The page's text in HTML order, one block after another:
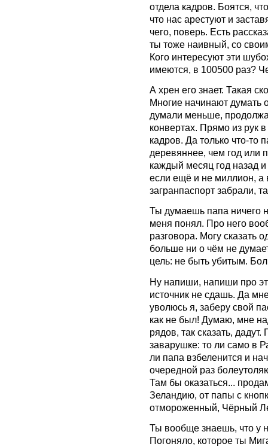
отдела кадров. Боятся,
что нас арестуют и
чего, поверь. Есть
ты тоже наивный, со
Кого интересуют эти
имеются, в 100500 раз?
А хрен его знает. Такая
Многие начинают думать
думали меньше,
конвертах. Прямо из рук
кадров. Да только что-то
деревяннее, чем год или
каждый месяц год назад
если ещё и не миллион, а
загранпаспорт забрали,
Ты думаешь папа ничего
меня понял. Про него
разговора. Могу сказать
больше ни о чём не
цель: не быть убитым.
Ну напиши, напиши про
источник не сдашь. Да
уволюсь я, заберу свой
как не был! Думаю, мне
рядов, так сказать,
заварушке: то ли само в
ли папа взбеленится и
очередной раз
Там бы оказаться...
Зеландию, от папы с
отмороженный, Чёрный
Ты вообще знаешь, что у
Погоняло, которое ты